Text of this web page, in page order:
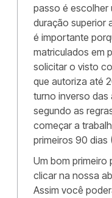
passo é escolher
duração superior
é importante
matriculados em
solicitar o visto
que autoriza até
turno inverso das
segundo as
começar a
primeiros 90 dias
Um bom primeiro
clicar na nossa
Assim você